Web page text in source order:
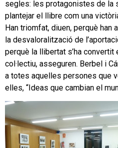
segles: les protagonistes de la
plantejar el llibre com una
Han triomfat, diuen, perquè han
la desvaloralització de
perquè la llibertat s’ha convertit
col·lectiu, asseguren. Berbel i
a totes aquelles persones que
elles, “Ideas que cambian el